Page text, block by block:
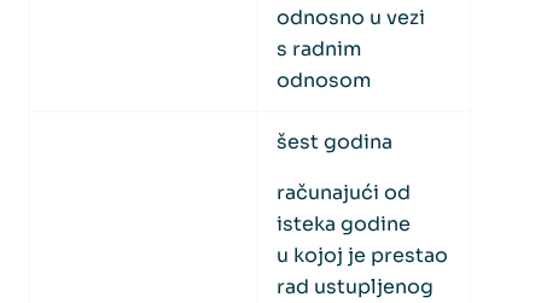
odnosno u vezi
s radnim
odnosom
šest godina
računajući od
isteka godine
u kojoj je prestao
rad ustupljenog